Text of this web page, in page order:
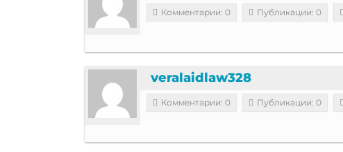
Комментарии: 0 Публикации: 0
veralaidlaw328
Комментарии: 0 Публикации: 0